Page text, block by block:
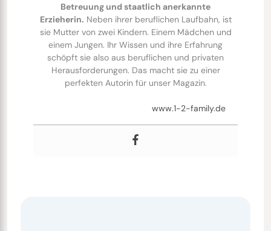
Betreuung und staatlich anerkannte
Erzieherin. Neben ihrer beruflichen Laufbahn, ist
sie Mutter von zwei Kindern. Einem Mädchen und
einem Jungen. Ihr Wissen und ihre Erfahrung
schöpft sie also aus beruflichen und privaten
Herausforderungen. Das macht sie zu einer
perfekten Autorin für unser Magazin.
www.1-2-family.de